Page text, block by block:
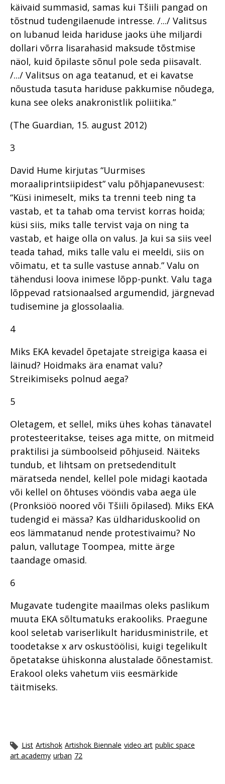
käivaid summasid, samas kui Tšiili pangad on
tõstnud tudengilaenude intresse. /.../ Valitsus
on lubanud leida hariduse jaoks ühe miljardi
dollari võrra lisarahasid maksude tõstmise
näol, kuid õpilaste sõnul pole seda piisavalt.
/.../ Valitsus on aga teatanud, et ei kavatse
nõustuda tasuta hariduse pakkumise nõudega,
kuna see oleks anakronistlik poliitika.”
(The Guardian, 15. august 2012)
3
David Hume kirjutas “Uurmises
moraaliprintsiipidest” valu põhjapanevusest:
“Küsi inimeselt, miks ta trenni teeb ning ta
vastab, et ta tahab oma tervist korras hoida;
küsi siis, miks talle tervist vaja on ning ta
vastab, et haige olla on valus. Ja kui sa siis veel
teada tahad, miks talle valu ei meeldi, siis on
võimatu, et ta sulle vastuse annab.” Valu on
tähendusi loova inimese lõpp-punkt. Valu taga
lõppevad ratsionaalsed argumendid, järgnevad
tudisemine ja glossolaalia.
4
Miks EKA kevadel õpetajate streigiga kaasa ei
läinud? Hoidmaks ära enamat valu?
Streikimiseks polnud aega?
5
Oletagem, et sellel, miks ühes kohas tänavatel
protesteeritakse, teises aga mitte, on mitmeid
praktilisi ja sümboolseid põhjuseid. Näiteks
tundub, et lihtsam on pretsedenditult
märatseda nendel, kellel pole midagi kaotada
või kellel on õhtuses vööndis vaba aega üle
(Pronksiöö noored või Tšiili õpilased). Miks EKA
tudengid ei mässa? Kas üldhariduskoolid on
eos lämmatanud nende protestivaimu? No
palun, vallutage Toompea, mitte ärge
taandage omasid.
6
Mugavate tudengite maailmas oleks paslikum
muuta EKA sõltumatuks erakooliks. Praegune
kool seletab variserlikult haridusministrile, et
toodetakse x arv oskustöölisi, kuigi tegelikult
õpetatakse ühiskonna alustalade õõnestamist.
Erakool oleks vahetum viis eesmärkide
täitmiseks.
List Artishok Artishok Biennale video art public space
art academy urban 72